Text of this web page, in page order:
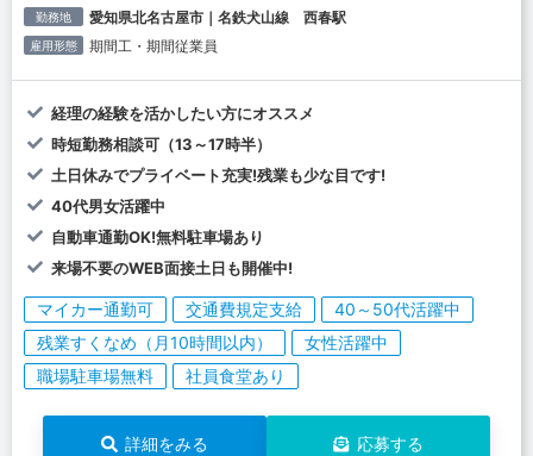
勤務地 愛知県北名古屋市｜名鉄犬山線 西春駅
雇用形態 期間工・期間従業員
経理の経験を活かしたい方にオススメ
時短勤務相談可（13～17時半）
土日休みでプライベート充実!残業も少な目です!
40代男女活躍中
自動車通勤OK!無料駐車場あり
来場不要のWEB面接土日も開催中!
マイカー通勤可 交通費規定支給
40～50代活躍中
残業すくなめ（月10時間以内）
女性活躍中
職場駐車場無料
社員食堂あり
詳細をみる 応募する